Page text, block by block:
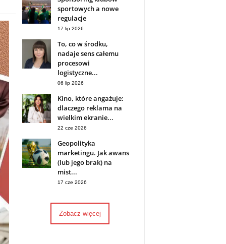
sportowych a nowe
regulacje
17 lip 2026
To, co w środku,
nadaje sens całemu
procesowi
logistyczne...
06 lip 2026
Kino, które angażuje:
dlaczego reklama na
wielkim ekranie...
22 cze 2026
Geopolityka
marketingu. Jak awans
(lub jego brak) na
mist...
17 cze 2026
Zobacz więcej